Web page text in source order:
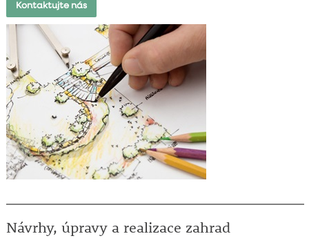
Kontaktujte nás
Návrhy, úpravy a realizace zahrad